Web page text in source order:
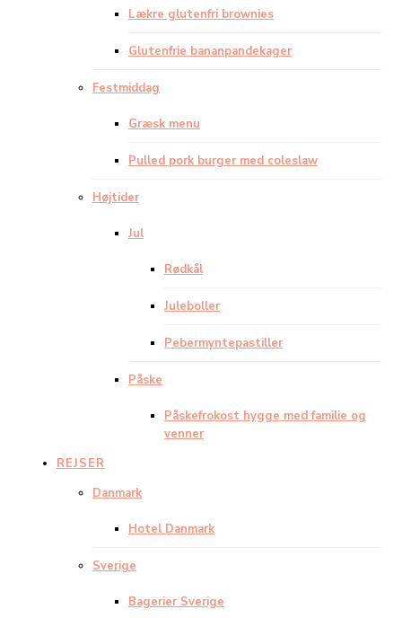
Lækre glutenfri brownies
Glutenfrie bananpandekager
Festmiddag
Græsk menu
Pulled pork burger med coleslaw
Højtider
Jul
Rødkål
Juleboller
Pebermyntepastiller
Påske
Påskefrokost hygge med familie og
venner
REJSER
Danmark
Hotel Danmark
Sverige
Bagerier Sverige